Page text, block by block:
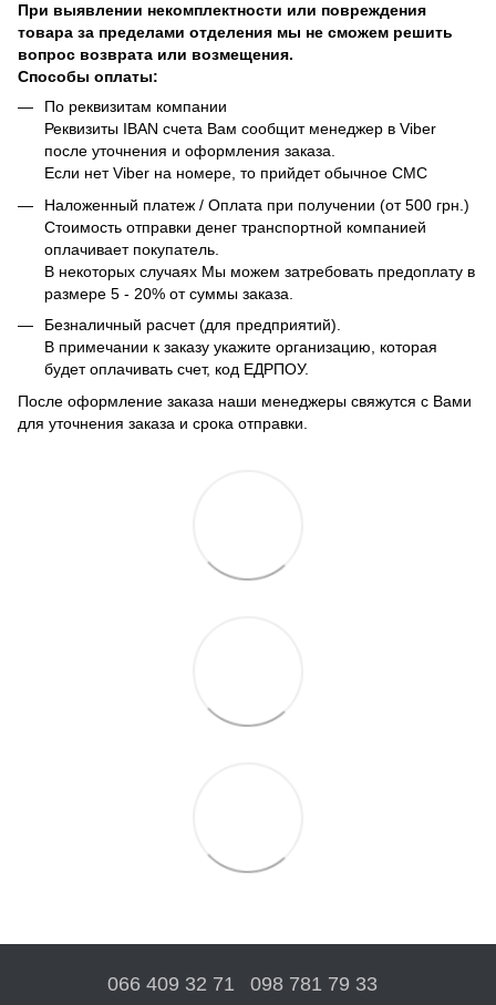
При выявлении некомплектности или повреждения
товара за пределами отделения мы не сможем решить
вопрос возврата или возмещения.
Способы оплаты:
По реквизитам компании
Реквизиты IBAN счета Вам сообщит менеджер в Viber
после уточнения и оформления заказа.
Если нет Viber на номере, то прийдет обычное СМС
Наложенный платеж / Оплата при получении (от 500 грн.)
Стоимость отправки денег транспортной компанией
оплачивает покупатель.
В некоторых случаях Мы можем затребовать предоплату в
размере 5 - 20% от суммы заказа.
Безналичный расчет (для предприятий).
В примечании к заказу укажите организацию, которая
будет оплачивать счет, код ЕДРПОУ.
После оформление заказа наши менеджеры свяжутся с Вами
для уточнения заказа и срока отправки.
066 409 32 71 098 781 79 33